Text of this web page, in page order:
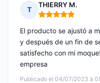
T
THIERRY M.
Nota: 5 de 5
Publicado el 04/07/2023 à
El producto se ajustó a
y después de un fin de
satisfecho con mi
empresa